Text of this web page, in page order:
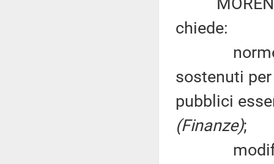
chiede:
norme
sostenuti
pubblici
(Finanze);
modifiche